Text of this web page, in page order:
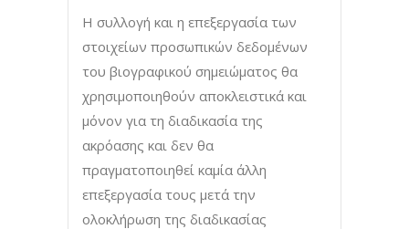
Η συλλογή και η επεξεργασία των
στοιχείων προσωπικών δεδομένων
του βιογραφικού σημειώματος θα
χρησιμοποιηθούν αποκλειστικά και
μόνον για τη διαδικασία της
ακρόασης και δεν θα
πραγματοποιηθεί καμία άλλη
επεξεργασία τους μετά την
ολοκλήρωση της διαδικασίας